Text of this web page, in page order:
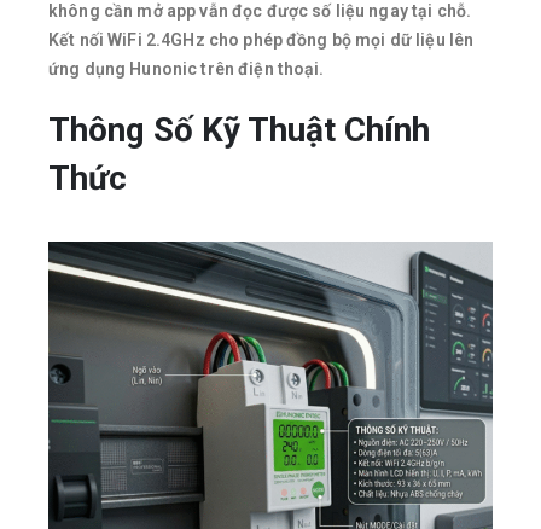
không cần mở app vẫn đọc được số liệu ngay tại chỗ.
Kết nối WiFi 2.4GHz cho phép đồng bộ mọi dữ liệu lên
ứng dụng Hunonic trên điện thoại.
Thông Số Kỹ Thuật Chính
Thức